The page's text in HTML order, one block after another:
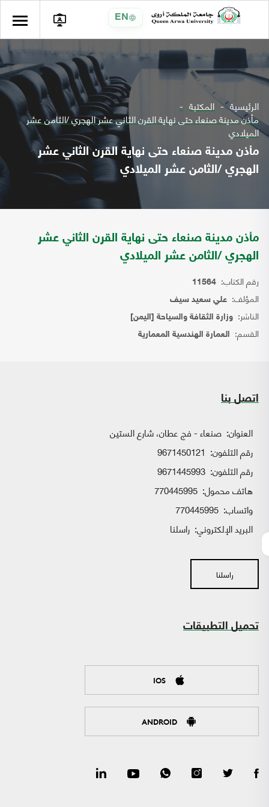
EN
الرئيسية المكتبة
مأذن مدينة صنعاء حتى نهاية القرن الثاني عشر الهجري /الثامن عشر
الميلادي
مأذن مدينة صنعاء حتى نهاية القرن الثاني عشر
الهجري /الثامن عشر الميلادي
مأذن مدينة صنعاء حتى نهاية القرن الثاني عشر
الهجري /الثامن عشر الميلادي
رقم الكتاب: 11564
المؤلف: علي سعيد سيف
الناشر: وزارة الثقافة والسياحة [اليمن]
القسم: العمارة الهندسية المعمارية
اتصل بنا
العنوان: صنعاء - فج عطان، شارع الستين
رقم التلفون: 9671450121
رقم التلفون: 9671445993
هاتف محمول: 770445995
واتساب:
البريد الإلكتروني: راسلنا
راسلنا
تحميل التطبيقات
IOS
ANDROID